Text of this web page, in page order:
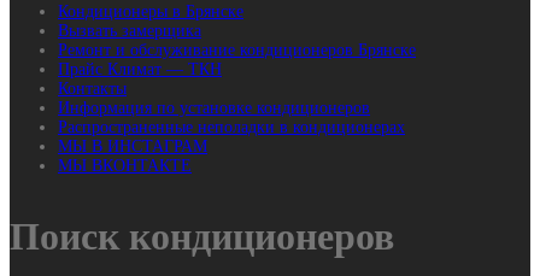
Кондиционеры в Брянске
Вызвать замерщика
Ремонт и обслуживание кондиционеров Брянске
Прайс Климат — ТКН
Контакты
Информация по установке кондиционеров
Распространенные неполадки в кондиционерах
МЫ В ИНСТАГРАМ
МЫ ВКОНТАКТЕ
Поиск кондиционеров